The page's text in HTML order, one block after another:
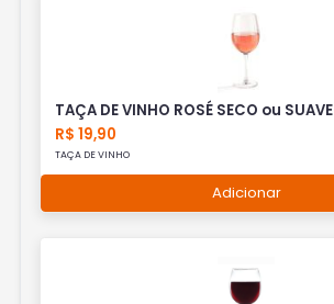
TAÇA DE VINHO ROSÉ SECO ou SUAVE
R$ 19,90
TAÇA DE VINHO
Adicionar